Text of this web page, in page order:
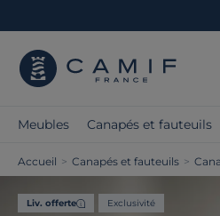
Meubles Canapés et fauteuils
Accueil > Canapés et fauteuils >
Liv. offerte Exclusivité